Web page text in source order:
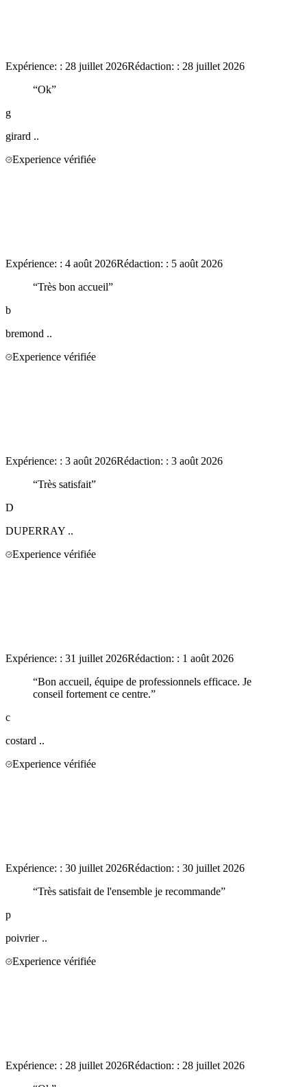
Expérience: : 28 juillet 2026Rédaction: : 28 juillet 2026
“Ok”
g
girard ..
Experience vérifiée
Expérience: : 4 août 2026Rédaction: : 5 août 2026
“Très bon accueil”
b
bremond ..
Experience vérifiée
Expérience: : 3 août 2026Rédaction: : 3 août 2026
“Très satisfait”
D
DUPERRAY ..
Experience vérifiée
Expérience: : 31 juillet 2026Rédaction: : 1 août 2026
“Bon accueil, équipe de professionnels efficace. Je
conseil fortement ce centre.”
c
costard ..
Experience vérifiée
Expérience: : 30 juillet 2026Rédaction: : 30 juillet 2026
“Très satisfait de l'ensemble je recommande”
p
poivrier ..
Experience vérifiée
Expérience: : 28 juillet 2026Rédaction: : 28 juillet 2026